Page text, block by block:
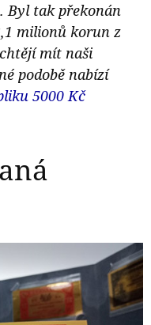
Byl tak překonán
milionů korun z
mít naši
podobě nabízí
5000 Kč